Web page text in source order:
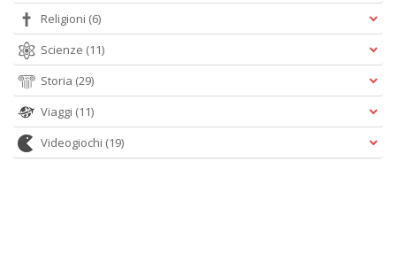
Religioni (6)
Scienze (11)
Storia (29)
Viaggi (11)
Videogiochi (19)